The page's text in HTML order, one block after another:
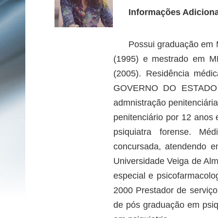
Clínica e Experimental
NEUROPSICLIN - Laboratório de
Pesquisa em Neuropsicologia Clínica
Informações
Possui graduação em
(1995) e mestrado em
(2005). Residência
GOVERNO DO
admnistração
penitenciário por 12 anos
psiquiatra forense.
concursada, atendendo
Universidade Veiga de
especial e
2000 Prestador de
de pós graduação em